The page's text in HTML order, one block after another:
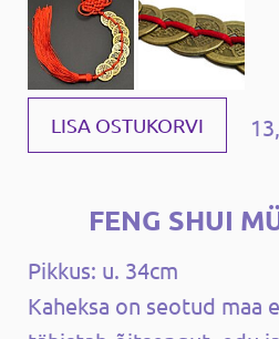
LISA OSTUKORVI
FENG SHUI
Pikkus: u. 34cm
Kaheksa on seotud maa